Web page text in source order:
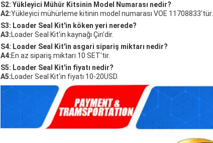
S2: Yükleyici Mühür Kitsinin Model Numarası nedir?
A2:Yükleyici mühürleme kitinin model numarası VOE 11708833'tür.
S3: Loader Seal Kit'in köken yeri nerede?
A3:Loader Seal Kit'in kaynağı Çin'dir.
S4: Loader Seal Kit'in asgari sipariş miktarı nedir?
A4:En az sipariş miktarı 10 SET'tir.
S5: Loader Seal Kit'in fiyatı nedir?
A5:Loader Seal Kit'in fiyatı 10-20USD.